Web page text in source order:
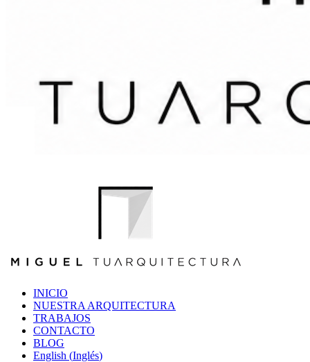
INICIO
NUESTRA ARQUITECTURA
TRABAJOS
CONTACTO
BLOG
English (Inglés)